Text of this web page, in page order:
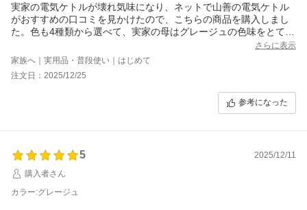
実家の電気ケトルが壊れ気味になり、ネットで山善の電気ケトル
がおすすめの口コミを見かけたので、こちらの商品を購入しまし
た。色も4種類から選べて、実家の母はグレージュの色味をとても
気に入っていました。容量が今使っているケトルより若干少ない
ようですが、この新しいケトルを使っておいしいコーヒーを飲ん
でもらえることを期待しています！
さらに表示
家族へ｜実用品・普段使い｜はじめて
注文日：2025/12/25
参考になった
5
2025/12/11
購入者さん
カラー:グレージュ